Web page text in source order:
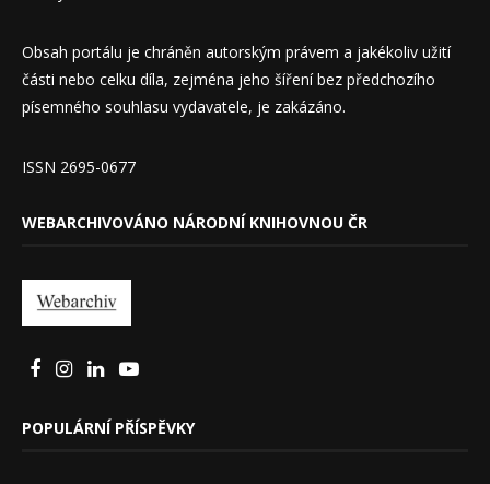
Obsah portálu je chráněn autorským právem a jakékoliv užití
části nebo celku díla, zejména jeho šíření bez předchozího
písemného souhlasu vydavatele, je zakázáno.
ISSN 2695-0677
WEBARCHIVOVÁNO NÁRODNÍ KNIHOVNOU ČR
POPULÁRNÍ PŘÍSPĚVKY